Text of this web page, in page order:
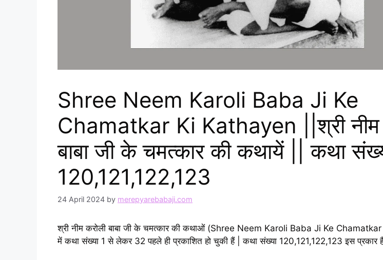
Shree Neem Karoli Baba Ji Ke
Chamatkar Ki Kathayen ||श्री नीम
बाबा जी के चमत्कार की कथायें || कथा
120,121,122,123
24 April 2024 by merepyarebabaji.com
श्री नीम करोली बाबा जी के चमत्कार की कथाओं (Shree Neem Karoli Baba Ji Ke
में कथा संख्या 1 से लेकर 32 पहले ही प्रकाशित हो चुकी हैं | कथा संख्या 120,121,122,123 इस प्रकार